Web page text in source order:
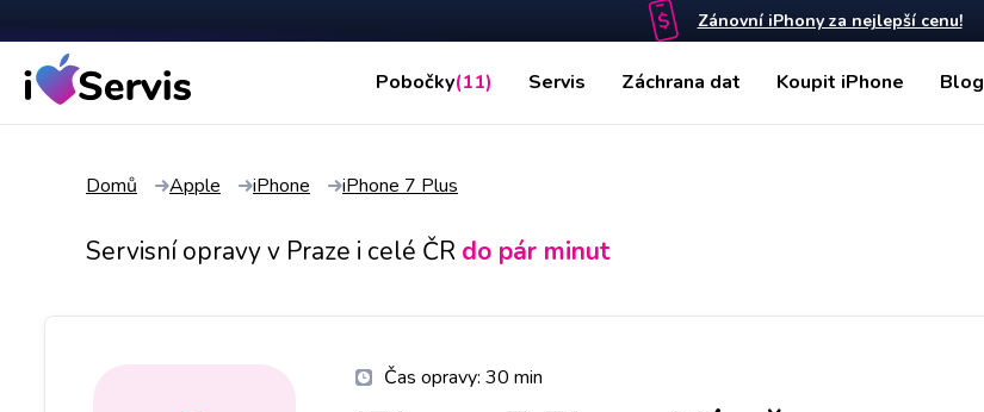
Zánovní iPhony za nejlepší cenu!
Pobočky(11) Servis Záchrana dat Koupit iPhone Blog
Domů Apple iPhone iPhone 7 Plus
Servisní opravy v Praze i celé ČR do pár minut
Čas opravy: 30 min